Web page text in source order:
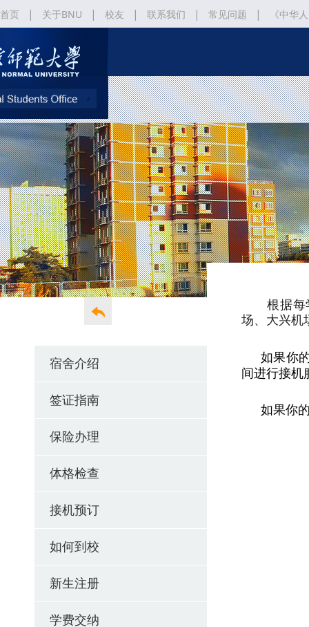
首页 | 关于BNU | 校友 | 联系我们 | 常见问题 | 《中华
《北京师范大学“北京来华留学生政府奖学金” 申请及管理办法》
宿舍介绍
签证指南
保险办理
体格检查
接机预订
如何到校
新生注册
学费交纳
根据每
场、大兴机
如果你
间进行接机
如果你